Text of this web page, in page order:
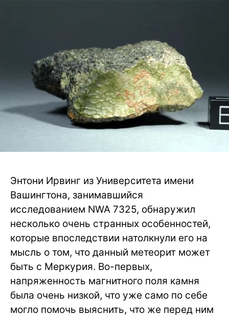
Энтони Ирвинг из Университета имени
Вашингтона, занимавшийся
исследованием NWA 7325, обнаружил
несколько очень странных особенностей,
которые впоследствии натолкнули его на
мысль о том, что данный метеорит может
быть с Меркурия. Во-первых,
напряженность магнитного поля камня
была очень низкой, что уже само по себе
могло помочь выяснить, что же перед ним